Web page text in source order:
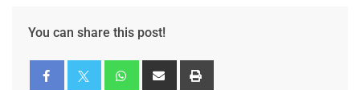
You can share this post!